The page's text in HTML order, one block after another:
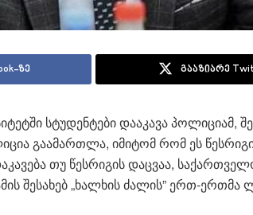
ზე გააზიარე
სტუდენტები დააკავა პოლიციამ,
გაამართლა, იმიტომ რომ ეს
თუ წესრიგის დაცვაა,
შესახებ „ხალხის ძალის” ერთ-ერთმა